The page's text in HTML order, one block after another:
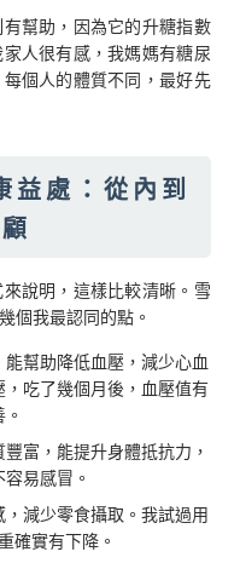
幫助，因為它的升糖指數
人很有感，我媽媽有糖尿
個人的體質不同，最好先
益處：從內到
說明，這樣比較清晰。雪
個我最認同的點。
幫助降低血壓，減少心血
吃了幾個月後，血壓值有
富，能提升身體抵抗力，
易感冒。
減少零食攝取。我試過用
確實有下降。